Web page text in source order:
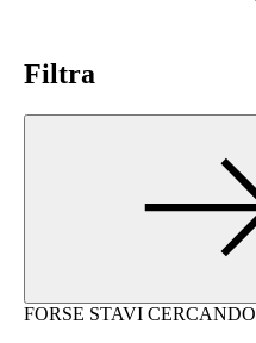
Filtra
FORSE STAVI CERCANDO